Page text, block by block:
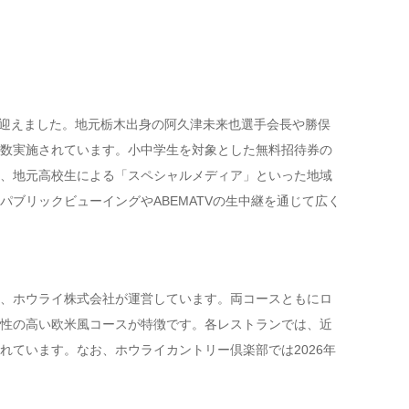
えました。地元栃木出身の阿久津未来也選手会長や勝俣
実施されています。小中学生を対象とした無料招待券の
地元高校生による「スペシャルメディア」といった地域
リックビューイングやABEMATVの生中継を通じて広く
ホウライ株式会社が運営しています。両コースともにロ
の高い欧米風コースが特徴です。各レストランでは、近
ています。なお、ホウライカントリー倶楽部では2026年